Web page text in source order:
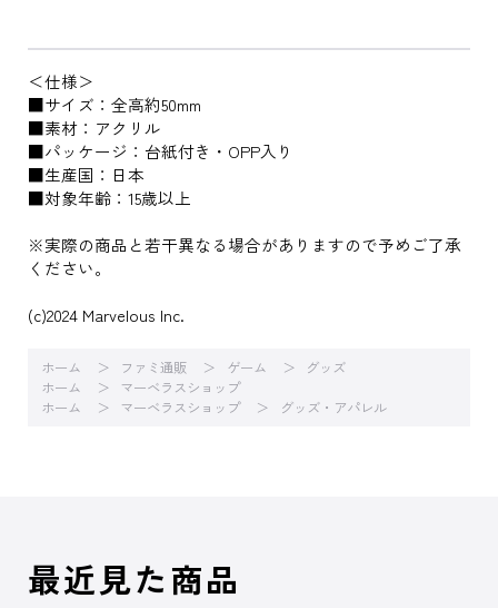
＜仕様＞
■サイズ：全高約50mm
■素材：アクリル
■パッケージ：台紙付き・OPP入り
■生産国：日本
■対象年齢：15歳以上
※実際の商品と若干異なる場合がありますので予めご了承
ください。
(c)2024 Marvelous Inc.
ホーム ファミ通販 ゲーム
グッズ
ホーム
マーベラスショップ
ホーム
マーベラスショップ グッズ・アパレル
最近見た商品